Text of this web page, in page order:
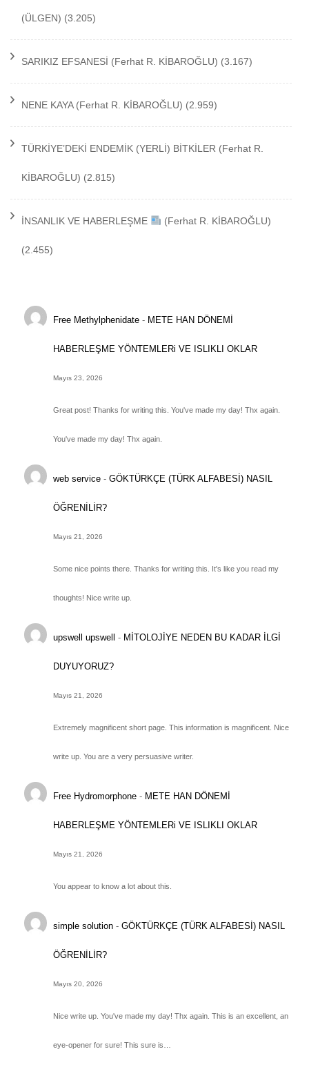
(ÜLGEN) (3.205)
SARIKIZ EFSANESİ (Ferhat R. KİBAROĞLU) (3.167)
NENE KAYA (Ferhat R. KİBAROĞLU) (2.959)
TÜRKİYE’DEKİ ENDEMİK (YERLİ) BİTKİLER (Ferhat R.
KİBAROĞLU) (2.815)
İNSANLIK VE HABERLEŞME (Ferhat R. KİBAROĞLU)
(2.455)
Free Methylphenidate - METE HAN DÖNEMİ
HABERLEŞME YÖNTEMLERi VE ISLIKLI OKLAR
Mayıs 23, 2026
Great post! Thanks for writing this. You've made my day! Thx again.
You've made my day! Thx again.
web service -GÖKTÜRKÇE (TÜRK ALFABESİ) NASIL
ÖĞRENİLİR?
Mayıs 21, 2026
Some nice points there. Thanks for writing this. It's like you read my
thoughts! Nice write up.
upswell upswell - MİTOLOJİYE NEDEN BU KADAR İLGİ
DUYUYORUZ?
Mayıs 21, 2026
Extremely magnificent short page. This information is magnificent. Nice
write up. You are a very persuasive writer.
Free Hydromorphone - METE HAN DÖNEMİ
HABERLEŞME YÖNTEMLERi VE ISLIKLI OKLAR
Mayıs 21, 2026
You appear to know a lot about this.
simple solution -GÖKTÜRKÇE (TÜRK ALFABESİ) NASIL
ÖĞRENİLİR?
Mayıs 20, 2026
Nice write up. You've made my day! Thx again. This is an excellent, an
eye-opener for sure! This sure is…